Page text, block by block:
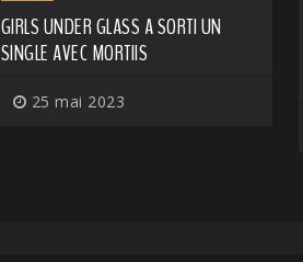
GIRLS UNDER GLASS A SORTI UN
SINGLE AVEC MORTIIS
25 mai 2023